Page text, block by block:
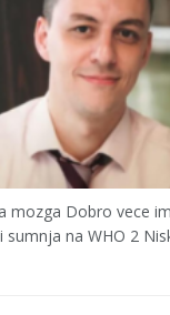
mozga Dobro vece
sumnja na WHO 2